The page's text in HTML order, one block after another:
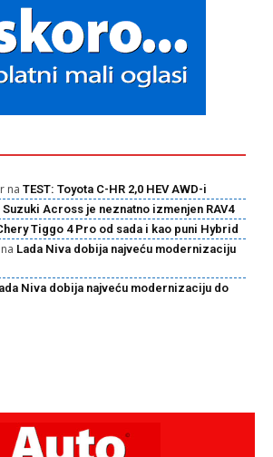
na TEST: Toyota C-HR 2,0 HEV AWD-i
Suzuki Across je neznatno izmenjen RAV4
Tiggo 4 Pro od sada i kao puni Hybrid
Lada Niva dobija najveću modernizaciju
Niva dobija najveću modernizaciju do